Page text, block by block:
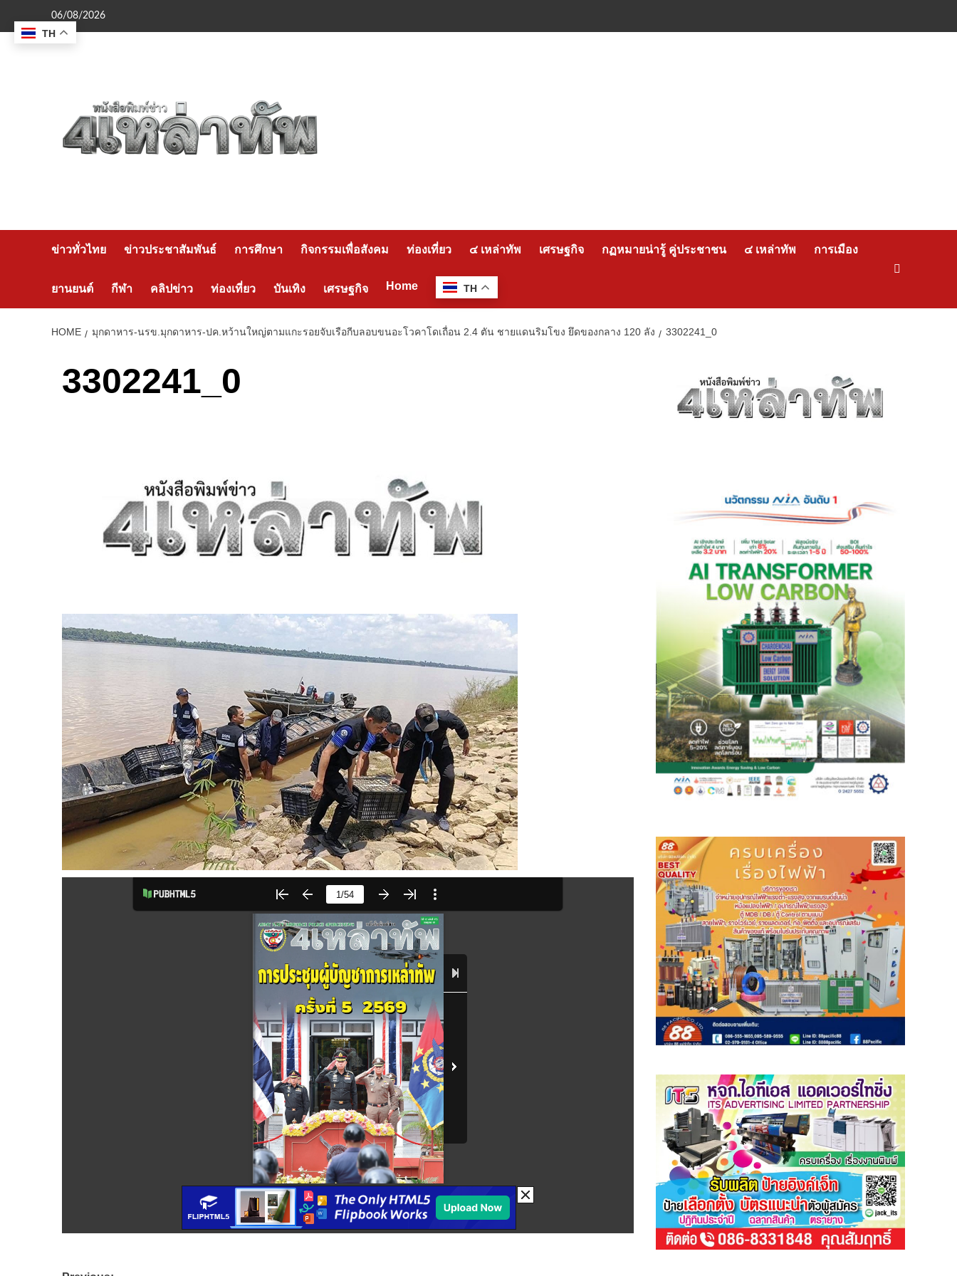
content
06/08/2026
ข่าวทั่วไทย ข่าวประชาสัมพันธ์ การศึกษา กิจกรรมเพื่อสังคม ท่องเที่ยว ๔ เหล่าทัพ เศรษฐกิจ กฏหมายน่ารู้ คู่ประชาชน ๔ เหล่าทัพ การเมือง
ยานยนต์ กีฬา คลิปข่าว ท่องเที่ยว บันเทิง เศรษฐกิจ Home TH
HOME มุกดาหาร-นรข.มุกดาหาร-ปค.หว้านใหญ่ตามแกะรอยจับเรือกีบลอบขนอะโวคาโดเถื่อน 2.4 ตัน ชายแดนริมโขง ยึดของกลาง 120 ลัง 3302241_0
3302241_0
TH